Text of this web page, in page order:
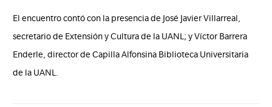
El encuentro contó con la presencia de José Javier Villarreal,
secretario de Extensión y Cultura de la UANL; y Víctor Barrera
Enderle, director de Capilla Alfonsina Biblioteca Universitaria
de la UANL.